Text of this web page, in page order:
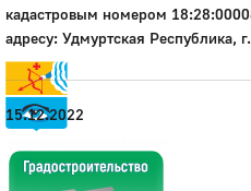
Официальный портал
муниципального
образования
История
Настоящее
кадастровым номером
адресу: Удмуртская Республика,
15.12.2022